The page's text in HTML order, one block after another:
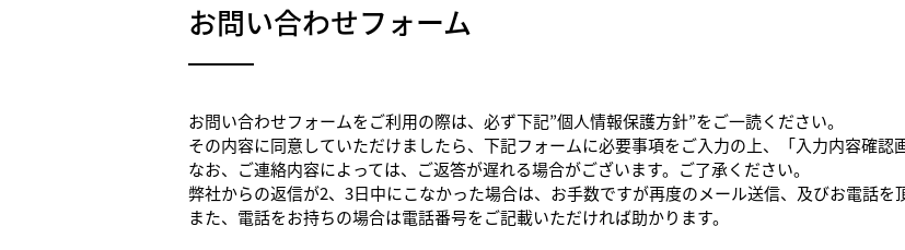
お問い合わせフォーム
お問い合わせフォームをご利用の際は、必ず下記”個人情報保護方針”をご一読ください。
その内容に同意していただけましたら、下記フォームに必要事項をご入力の上、「入力内容確認
なお、ご連絡内容によっては、ご返答が遅れる場合がございます。ご了承ください。
弊社からの返信が2、3日中にこなかった場合は、お手数ですが再度のメール送信、及びお電話を
また、電話をお持ちの場合は電話番号をご記載いただければ助かります。